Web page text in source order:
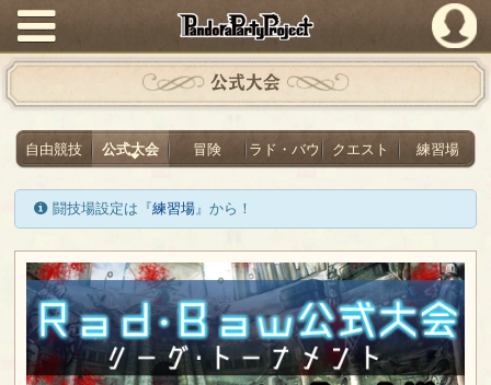
PandoraPartyProject
公式大会
自由競技 公式大会 冒険 ラド・バウ クエスト 練習場
闘技場設定は『練習場』から！